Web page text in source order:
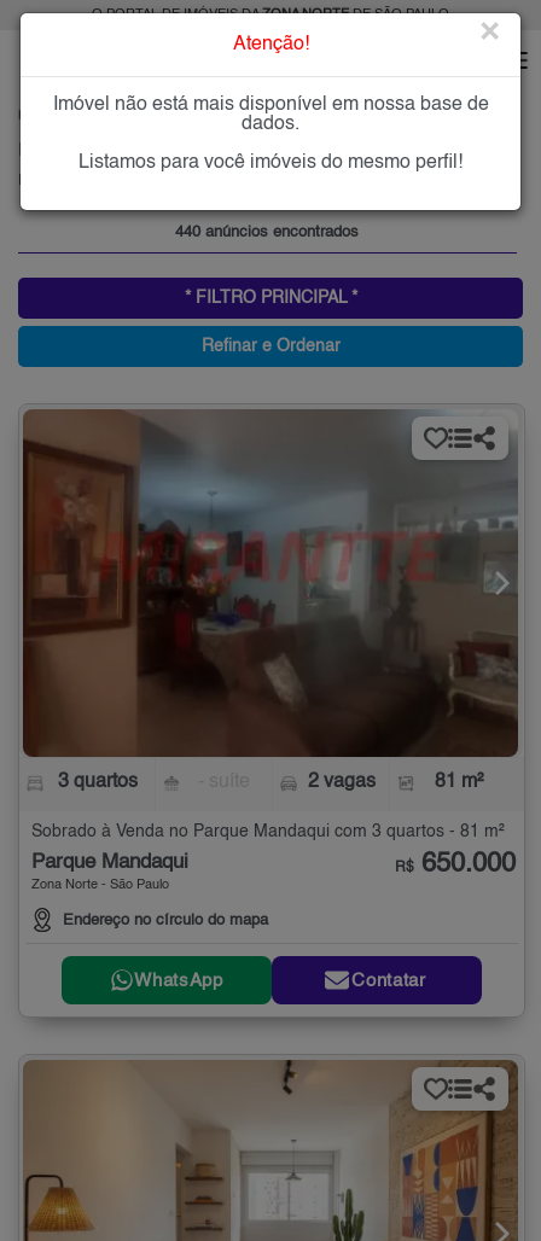
O PORTAL DE IMÓVEIS DAZONA NORTEDE SÃO PAULO
PARQUE MANDAQUI
Imóveis à Venda no Parque Mandaqui, Zona Norte de São Paulo
440 anúncios encontrados
* FILTRO PRINCIPAL *
Refinar e Ordenar
3 quartos 2 vagas 81 m²
Sobrado à Venda no Parque Mandaqui com 3 quartos - 81 m²
Parque Mandaqui
Zona Norte - São Paulo
Endereço no círculo do mapa
R$ 650.000
WhatsApp Contatar
Atenção! ×
Imóvel não está mais disponível em nossa base de
dados.
Listamos para você imóveis do mesmo perfil!